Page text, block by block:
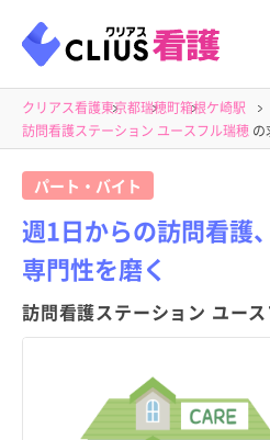
クリアス看護東京都瑞穂町箱根ケ崎駅
訪問看護ステーション ユースフル瑞穂 の
パート・バイト
週1日からの訪問看護
専門性を磨く
訪問看護ステーション ユー